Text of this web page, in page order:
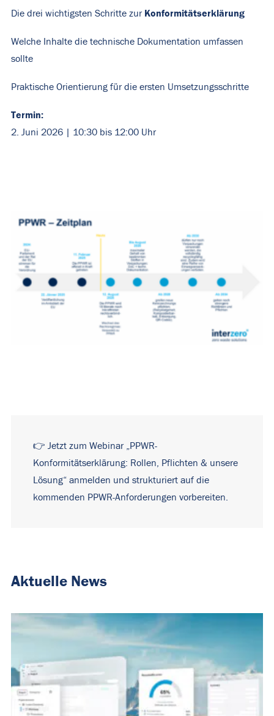
Die drei wichtigsten Schritte zur Konformitätserklärung
Welche Inhalte die technische Dokumentation umfassen
sollte
Praktische Orientierung für die ersten Umsetzungsschritte
Termin:
2. Juni 2026 | 10:30 bis 12:00 Uhr
👉 Jetzt zum Webinar
„PPWR-
Konformitätserklärung: Rollen, Pflichten & unsere
Lösung“ anmelden und strukturiert auf die
kommenden PPWR-Anforderungen vorbereiten.
Aktuelle News